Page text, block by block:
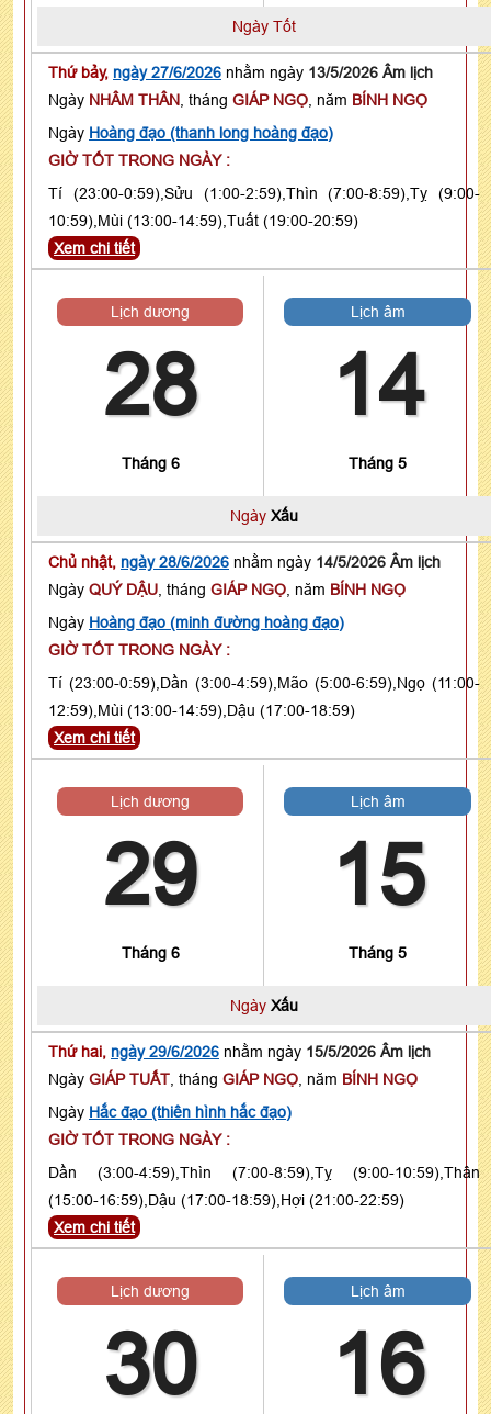
Ngày Tốt
Thứ bảy, ngày 27/6/2026 nhằm ngày 13/5/2026 Âm lịch
Ngày NHÂM THÂN , tháng GIÁP NGỌ , năm BÍNH NGỌ
Ngày Hoàng đạo (thanh long hoàng đạo)
GIỜ TỐT TRONG NGÀY :
Tí (23:00-0:59),Sửu (1:00-2:59),Thìn (7:00-8:59),Tỵ (9:00-
10:59),Mùi (13:00-14:59),Tuất (19:00-20:59)
Xem chi tiết
Lịch dương
28
Tháng 6
Lịch âm
14
Tháng 5
Ngày Xấu
Chủ nhật, ngày 28/6/2026 nhằm ngày 14/5/2026 Âm lịch
Ngày QUÝ DẬU , tháng GIÁP NGỌ , năm BÍNH NGỌ
Ngày Hoàng đạo (minh đường hoàng đạo)
GIỜ TỐT TRONG NGÀY :
Tí (23:00-0:59),Dần (3:00-4:59),Mão (5:00-6:59),Ngọ (11:00-
12:59),Mùi (13:00-14:59),Dậu (17:00-18:59)
Xem chi tiết
Lịch dương
29
Tháng 6
Lịch âm
15
Tháng 5
Ngày Xấu
Thứ hai, ngày 29/6/2026 nhằm ngày 15/5/2026 Âm lịch
Ngày GIÁP TUẤT , tháng GIÁP NGỌ , năm BÍNH NGỌ
Ngày Hắc đạo (thiên hình hắc đạo)
GIỜ TỐT TRONG NGÀY :
Dần (3:00-4:59),Thìn (7:00-8:59),Tỵ (9:00-10:59),Thân
(15:00-16:59),Dậu (17:00-18:59),Hợi (21:00-22:59)
Xem chi tiết
Lịch dương
30
Lịch âm
16